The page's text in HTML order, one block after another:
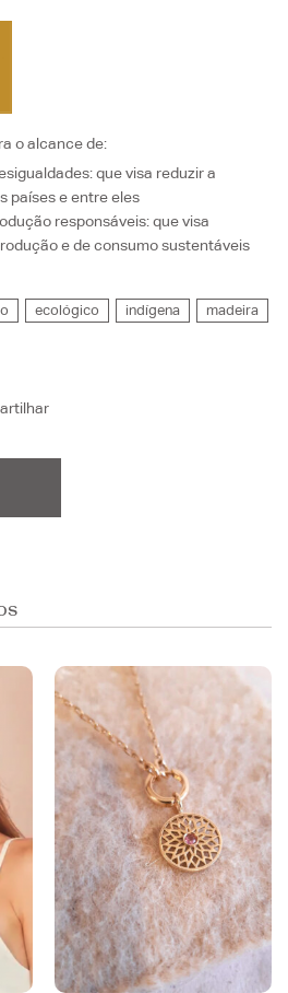
o alcance de:
: que visa reduzir a
países e entre eles
responsáveis: que visa
e de consumo sustentáveis
ecológico indígena
madeira